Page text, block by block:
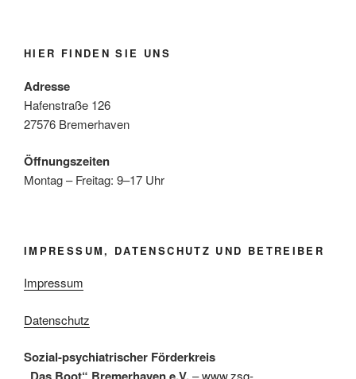
HIER FINDEN SIE UNS
Adresse
Hafenstraße 126
27576 Bremerhaven
Öffnungszeiten
Montag – Freitag: 9–17 Uhr
IMPRESSUM, DATENSCHUTZ UND BETREIBER
Impressum
Datenschutz
Sozial-psychiatrischer Förderkreis